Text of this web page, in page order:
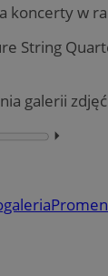
koncerty w
String
galerii
⏵︎